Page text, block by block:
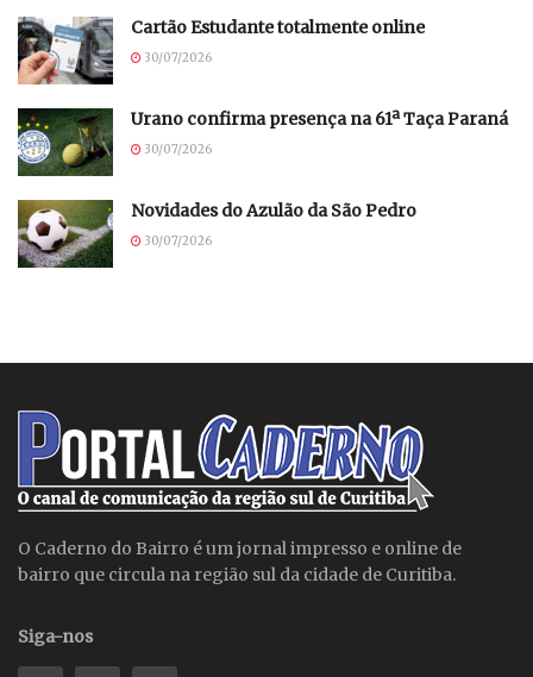
Cartão Estudante totalmente online
30/07/2026
Urano confirma presença na 61ª Taça Paraná
30/07/2026
Novidades do Azulão da São Pedro
30/07/2026
O Caderno do Bairro é um jornal impresso e online de
bairro que circula na região sul da cidade de Curitiba.
Siga-nos